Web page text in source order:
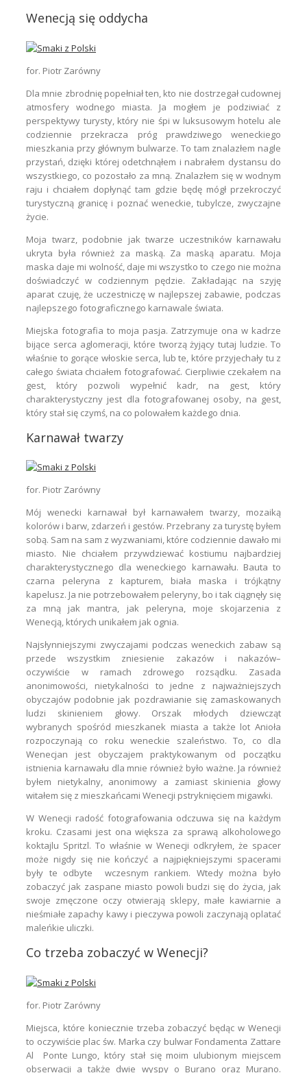
Wenecją się oddycha
for. Piotr Zarówny
Dla mnie zbrodnię popełniał ten, kto nie dostrzegał cudownej
atmosfery wodnego miasta. Ja mogłem je podziwiać z
perspektywy turysty, który nie śpi w luksusowym hotelu ale
codziennie przekracza próg prawdziwego weneckiego
mieszkania przy głównym bulwarze. To tam znalazłem nagle
przystań, dzięki której odetchnąłem i nabrałem dystansu do
wszystkiego, co pozostało za mną. Znalazłem się w wodnym
raju i chciałem dopłynąć tam gdzie będę mógł przekroczyć
turystyczną granicę i poznać weneckie, tubylcze, zwyczajne
życie.
Moja twarz, podobnie jak twarze uczestników karnawału
ukryta była również za maską. Za maską aparatu. Moja
maska daje mi wolność, daje mi wszystko to czego nie można
doświadczyć w codziennym pędzie. Zakładając na szyję
aparat czuję, że uczestniczę w najlepszej zabawie, podczas
najlepszego fotograficznego karnawale świata.
Miejska fotografia to moja pasja. Zatrzymuje ona w kadrze
bijące serca aglomeracji, które tworzą żyjący tutaj ludzie. To
właśnie to gorące włoskie serca, lub te, które przyjechały tu z
całego świata chciałem fotografować. Cierpliwie czekałem na
gest, który pozwoli wypełnić kadr, na gest, który
charakterystyczny jest dla fotografowanej osoby, na gest,
który stał się czymś, na co polowałem każdego dnia.
Karnawał twarzy
for. Piotr Zarówny
Mój wenecki karnawał był karnawałem twarzy, mozaiką
kolorów i barw, zdarzeń i gestów. Przebrany za turystę byłem
sobą. Sam na sam z wyzwaniami, które codziennie dawało mi
miasto. Nie chciałem przywdziewać kostiumu najbardziej
charakterystycznego dla weneckiego karnawału. Bauta to
czarna peleryna z kapturem, biała maska i trójkątny
kapelusz. Ja nie potrzebowałem peleryny, bo i tak ciągnęły się
za mną jak mantra, jak peleryna, moje skojarzenia z
Wenecją, których unikałem jak ognia.
Najsłynniejszymi zwyczajami podczas weneckich zabaw są
przede wszystkim zniesienie zakazów i nakazów–
oczywiście w ramach zdrowego rozsądku. Zasada
anonimowości, nietykalności to jedne z najważniejszych
obyczajów podobnie jak pozdrawianie się zamaskowanych
ludzi skinieniem głowy. Orszak młodych dziewcząt
wybranych spośród mieszkanek miasta a także lot Anioła
rozpoczynają co roku weneckie szaleństwo. To, co dla
Wenecjan jest obyczajem praktykowanym od początku
istnienia karnawału dla mnie również było ważne. Ja również
byłem nietykalny, anonimowy a zamiast skinienia głowy
witałem się z mieszkańcami Wenecji pstryknięciem migawki.
W Wenecji radość fotografowania odczuwa się na każdym
kroku. Czasami jest ona większa za sprawą alkoholowego
koktajlu Spritzl. To właśnie w Wenecji odkryłem, że spacer
może nigdy się nie kończyć a najpiękniejszymi spacerami
były te odbyte wczesnym rankiem. Wtedy można było
zobaczyć jak zaspane miasto powoli budzi się do życia, jak
swoje zmęczone oczy otwierają sklepy, małe kawiarnie a
nieśmiałe zapachy kawy i pieczywa powoli zaczynają oplatać
maleńkie uliczki.
Co trzeba zobaczyć w Wenecji?
for. Piotr Zarówny
Miejsca, które koniecznie trzeba zobaczyć będąc w Wenecji
to oczywiście plac św. Marka czy bulwar Fondamenta Zattare
Al Ponte Lungo, który stał się moim ulubionym miejscem
obserwacji a także dwie wyspy o Burano oraz Murano.